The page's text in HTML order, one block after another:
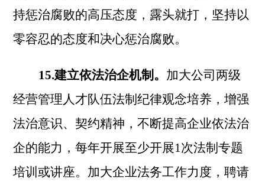
持惩治腐败的高压态度，露头就打，坚持以
零容忍的态度和决心惩治腐败。
15.建立依法治企机制。 加大公司两级
经营管理人才队伍法制纪律观念培养，增强
法治意识、契约精神，不断提高企业依法治
企的能力，每年开展至少开展1次法制专题
培训或讲座。加大企业法务工作力度，聘请